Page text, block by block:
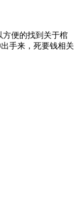
方便的找到关于棺
手来，死要钱相关